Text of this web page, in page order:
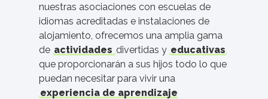
nuestras asociaciones con escuelas de
idiomas acreditadas e instalaciones de
alojamiento, ofrecemos una amplia gama
de actividades divertidas y educativas
que proporcionarán a sus hijos todo lo que
puedan necesitar para vivir una
experiencia de aprendizaje